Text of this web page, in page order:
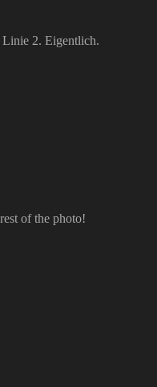
Linie 2. Eigentlich.
of the photo!